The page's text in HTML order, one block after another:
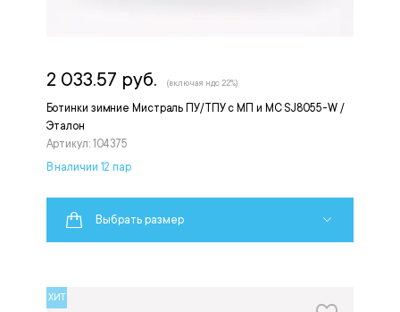
Ботинки зимние Мистраль ПУ/ТПУ с МП и МС SJ8055-W /
Эталон
Артикул: 104375
2 033.57 руб. (включая ндс 22%)
В наличии 12 пар
Выбрать размер
ХИТ